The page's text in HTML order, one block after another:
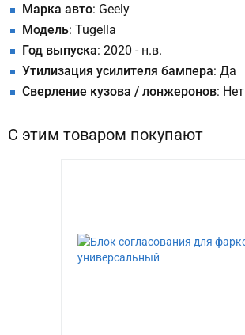
Марка авто: Geely
Модель: Tugella
Год выпуска: 2020 - н.в.
Утилизация усилителя бампера: Да
Сверление кузова / лонжеронов: Нет
С этим товаром покупают